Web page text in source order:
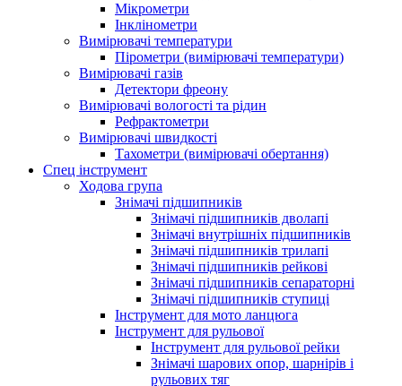
Мікрометри
Інклінометри
Вимірювачі температури
Пірометри (вимірювачі температури)
Вимірювачі газів
Детектори фреону
Вимірювачі вологості та рідин
Рефрактометри
Вимірювачі швидкості
Тахометри (вимірювачі обертання)
Спец інструмент
Ходова група
Знімачі підшипників
Знімачі підшипників дволапі
Знімачі внутрішніх підшипників
Знімачі підшипників трилапі
Знімачі підшипників рейкові
Знімачі підшипників сепараторні
Знімачі підшипників ступиці
Інструмент для мото ланцюга
Інструмент для рульової
Інструмент для рульової рейки
Знімачі шарових опор, шарнірів і
рульових тяг